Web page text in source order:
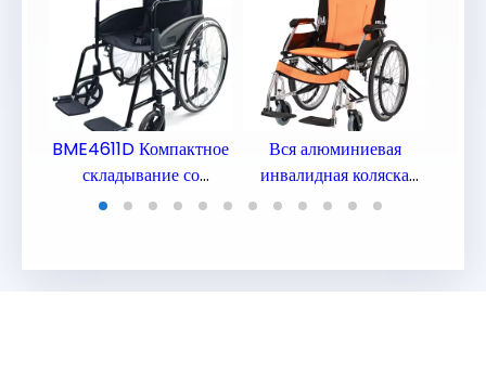
BME4611D Компактное
складывание со
съемной подставкой для
Вся алюминиевая
инвалидная коляска
местности